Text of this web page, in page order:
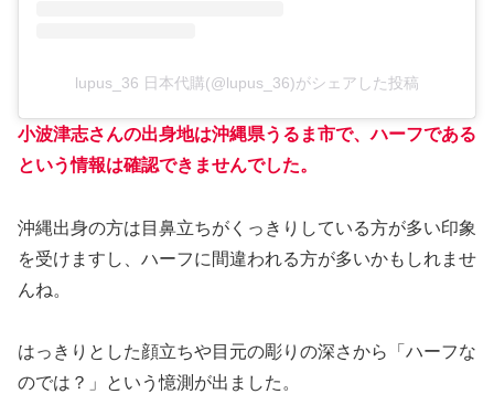
lupus_36 日本代購(@lupus_36)がシェアした投稿
小波津志さんの出身地は沖縄県うるま市で、ハーフである
という情報は確認できませんでした。
沖縄出身の方は目鼻立ちがくっきりしている方が多い印象
を受けますし、ハーフに間違われる方が多いかもしれませ
んね。
はっきりとした顔立ちや目元の彫りの深さから「ハーフな
のでは？」という憶測が出ました。